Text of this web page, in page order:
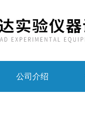
公司介绍